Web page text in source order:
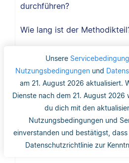
Unsere
Nutzungsbedingungen und
am 21. August 2026 aktualisiert.
Dienste nach dem 21. August
du dich mit den
Nutzungsbedingungen und
einverstanden und bestätigst, dass
Datenschutzrichtlinie zur
durchführen?
Wie lang ist der
Was bedeutet deduktiv und
Was bedeutet induktiv?
Was bedeutet deduktiv?
Was ist Validität?
Was ist interne Validität?